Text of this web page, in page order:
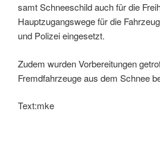
samt Schneeschild auch für die
Hauptzugangswege für die
und Polizei eingesetzt.
Zudem wurden Vorbereitungen
Fremdfahrzeuge aus dem Schnee
Text:mke